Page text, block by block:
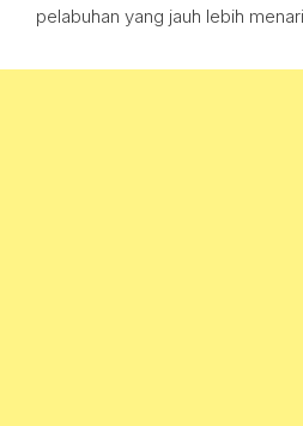
pelabuhan yang jauh lebih